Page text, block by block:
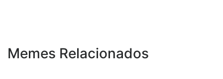
Memes Relacionados